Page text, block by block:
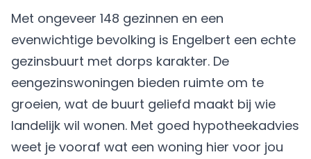
Met ongeveer 148 gezinnen en een
evenwichtige bevolking is Engelbert een echte
gezinsbuurt met dorps karakter. De
eengezinswoningen bieden ruimte om te
groeien, wat de buurt geliefd maakt bij wie
landelijk wil wonen. Met goed hypotheekadvies
weet je vooraf wat een woning hier voor jou